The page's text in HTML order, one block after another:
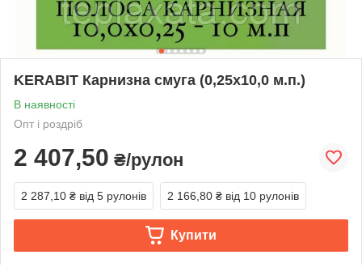
KERABIT Карнизна смуга (0,25х10,0 м.п.)
В наявності
Опт і роздріб
2 407,50 ₴/рулон
2 287,10 ₴ від 5 рулонів 2 166,80 ₴ від 10 рулонів
Купити